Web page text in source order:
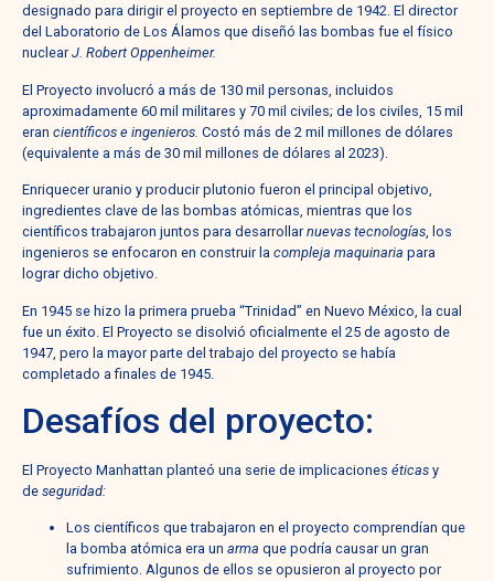
designado para dirigir el proyecto en septiembre de 1942. El director
del Laboratorio de Los Álamos que diseñó las bombas fue el físico
nuclearJ. Robert Oppenheimer.
El Proyecto involucró a más de 130 mil personas, incluidos
aproximadamente 60 mil militares y 70 mil civiles; de los civiles, 15 mil
eran científicos e ingenieros. Costó más de 2 mil millones de dólares
(equivalente a más de 30 mil millones de dólares al 2023).
Enriquecer uranio y producir plutonio fueron el principal objetivo,
ingredientes clave de las bombas atómicas, mientras que los
científicos trabajaron juntos para desarrollarnuevas tecnologías, los
ingenieros se enfocaron en construir la compleja maquinaria para
lograr dicho objetivo.
En 1945 se hizo la primera prueba “Trinidad” en Nuevo México, la cual
fue un éxito. El Proyecto se disolvió oficialmente el 25 de agosto de
1947, pero la mayor parte del trabajo del proyecto se había
completado a finales de 1945.
Desafíos del proyecto:
El Proyecto Manhattan planteó una serie de implicaciones éticas y
de seguridad:
Los científicos que trabajaron en el proyecto comprendían que
la bomba atómica era un arma que podría causar un gran
sufrimiento. Algunos de ellos se opusieron al proyecto por